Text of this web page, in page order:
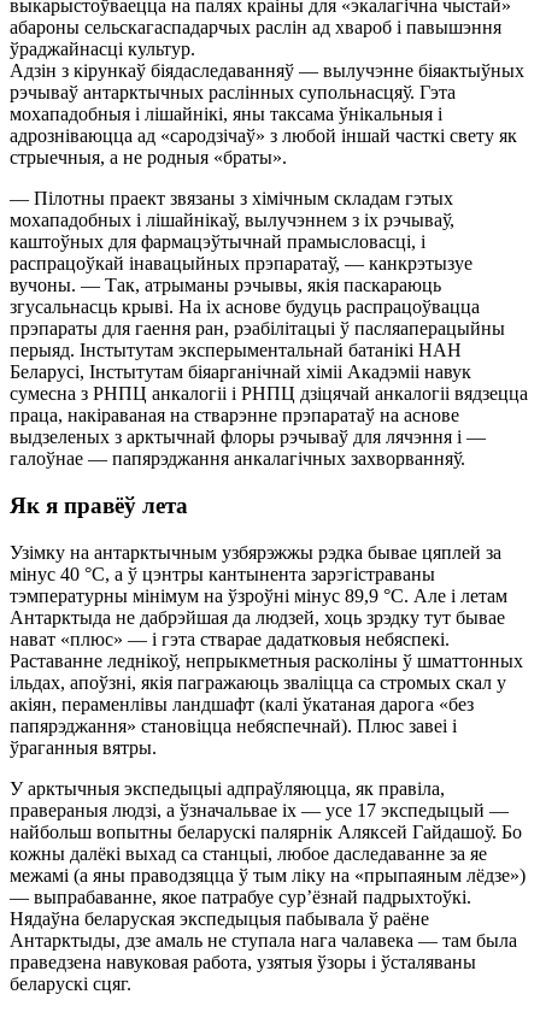
выкарыстоўваецца на палях краіны для «экалагічна чыстай»
абароны сельскагаспадарчых раслін ад хвароб і павышэння
ўраджайнасці культур.
Адзін з кірункаў біядаследаванняў — вылучэнне біяактыўных
рэчываў антарктычных раслінных супольнасцяў. Гэта
мохападобныя і лішайнікі, яны таксама ўнікальныя і
адрозніваюцца ад «сародзічаў» з любой іншай часткі свету як
стрыечныя, а не родныя «браты».
— Пілотны праект звязаны з хімічным складам гэтых
мохападобных і лішайнікаў, вылучэннем з іх рэчываў,
каштоўных для фармацэўтычнай прамысловасці, і
распрацоўкай інавацыйных прэпаратаў, — канкрэтызуе
вучоны. — Так, атрыманы рэчывы, якія паскараюць
згусальнасць крыві. На іх аснове будуць распрацоўвацца
прэпараты для гаення ран, рэабілітацыі ў пасляаперацыйны
перыяд. Інстытутам эксперыментальнай батанікі НАН
Беларусі, Інстытутам біяарганічнай хіміі Акадэміі навук
сумесна з РНПЦ анкалогіі і РНПЦ дзіцячай анкалогіі вядзецца
праца, накіраваная на стварэнне прэпаратаў на аснове
выдзеленых з арктычнай флоры рэчываў для лячэння і —
галоўнае — папярэджання анкалагічных захворванняў.
Як я правёў лета
Узімку на антарктычным узбярэжжы рэдка бывае цяплей за
мінус 40 °С, а ў цэнтры кантынента зарэгістраваны
тэмпературны мінімум на ўзроўні мінус 89,9 °С. Але і летам
Антарктыда не дабрэйшая да людзей, хоць зрэдку тут бывае
нават «плюс» — і гэта стварае дадатковыя небяспекі.
Раставанне леднікоў, непрыкметныя расколіны ў шматтонных
ільдах, апоўзні, якія пагражаюць зваліцца са стромых скал у
акіян, пераменлівы ландшафт (калі ўкатаная дарога «без
папярэджання» становіцца небяспечнай). Плюс завеі і
ўраганныя вятры.
У арктычныя экспедыцыі адпраўляюцца, як правіла,
правераныя людзі, а ўзначальвае іх — усе 17 экспедыцый —
найбольш вопытны беларускі палярнік Аляксей Гайдашоў. Бо
кожны далёкі выхад са станцыі, любое даследаванне за яе
межамі (а яны праводзяцца ў тым ліку на «прыпаяным лёдзе»)
— выпрабаванне, якое патрабуе сур’ёзнай падрыхтоўкі.
Нядаўна беларуская экспедыцыя пабывала ў раёне
Антарктыды, дзе амаль не ступала нага чалавека — там была
праведзена навуковая работа, узятыя ўзоры і ўсталяваны
беларускі сцяг.